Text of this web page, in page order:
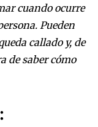
cuando ocurre
Pueden
callado y, de
de saber cómo